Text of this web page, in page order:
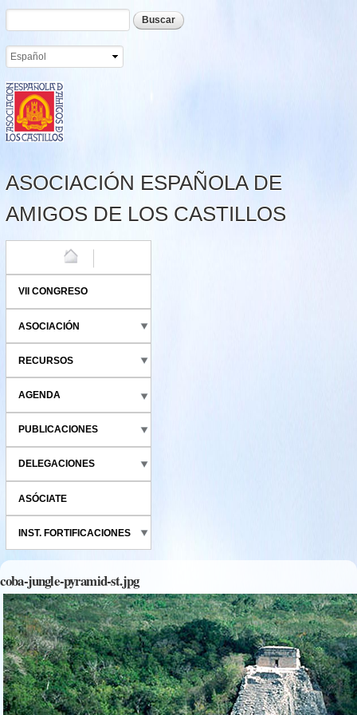
Pasar al
contenido
Formulario de búsqueda
Buscar
ASOCIACIÓN ESPAÑOLA DE
AMIGOS DE LOS CASTILLOS
VII CONGRESO
ASOCIACIÓN
RECURSOS
AGENDA
PUBLICACIONES
DELEGACIONES
ASÓCIATE
INST. FORTIFICACIONES
coba-jungle-pyramid-st.jpg